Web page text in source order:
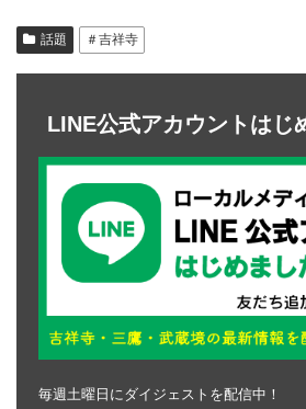
話題 ＃吉祥寺
LINE公式アカウントはじ
毎週土曜日にダイジェストを配信中！